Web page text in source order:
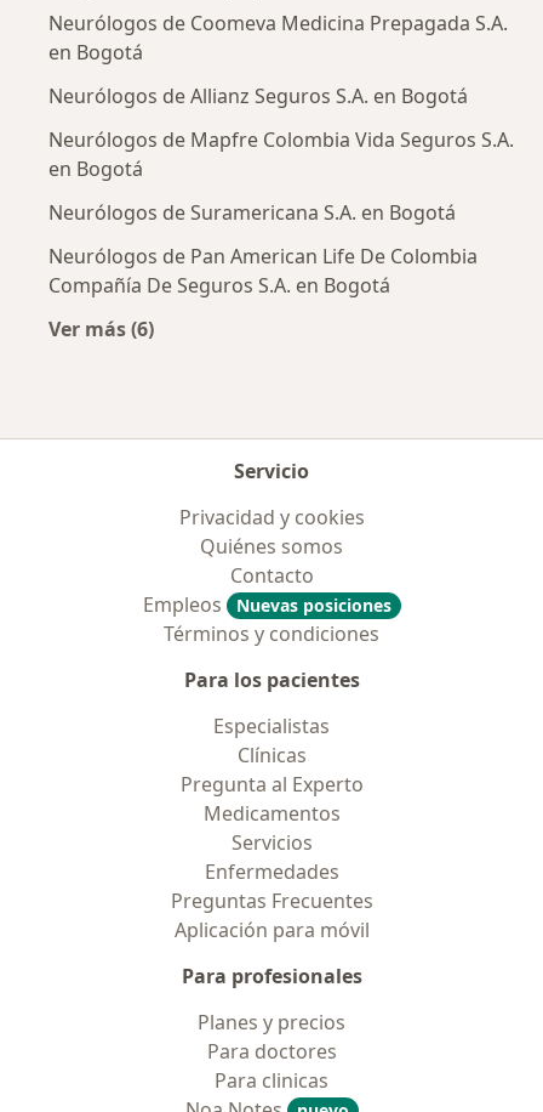
Neurólogos de Coomeva Medicina Prepagada S.A.
en Bogotá
Neurólogos de Allianz Seguros S.A. en Bogotá
Neurólogos de Mapfre Colombia Vida Seguros S.A.
en Bogotá
Neurólogos de Suramericana S.A. en Bogotá
Neurólogos de Pan American Life De Colombia
Compañía De Seguros S.A. en Bogotá
Ver más (6)
Servicio
Privacidad y cookies
Quiénes somos
Contacto
Empleos
Nuevas posiciones
Términos y condiciones
Para los pacientes
Especialistas
Clínicas
Pregunta al Experto
Medicamentos
Servicios
Enfermedades
Preguntas Frecuentes
Aplicación para móvil
Para profesionales
Planes y precios
Para doctores
Para clinicas